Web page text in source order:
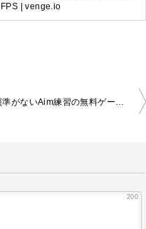
FPS | venge.io
照準がないAim練習の無料ゲーム | CURSOR INVISIBLE
200